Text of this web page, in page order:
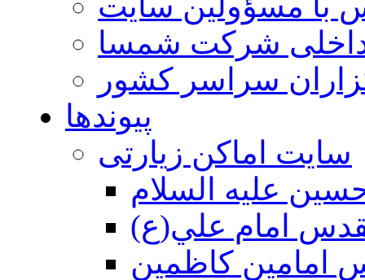
شرکت شمسا
سراسر کشور
پیوندها
سایت اماکن زیارتی
عليه السلام
امام علي(ع)
امامين كاظمين